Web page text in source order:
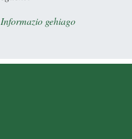
Informazio gehiago